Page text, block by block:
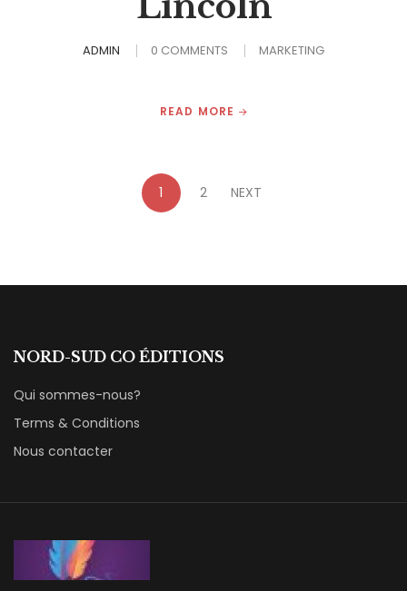
ADMIN 0 COMMENTS MARKETING
READ MORE
1 2 NEXT
NORD-SUD CO ÉDITIONS
Qui sommes-nous?
Terms & Conditions
Nous contacter